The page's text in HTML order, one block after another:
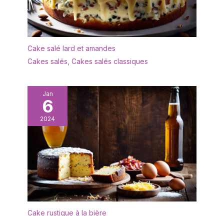
remplacement gratuit si
les plateaux arrivent
cassés
ENTRETIEN FACILE AU
LAVE-VAISSELLE :
Profitez d'un confort
absolu après vos
réceptions. Nos
conçues pour résister au
garantissant un
nettoyage rapide et sans
effort. Fini la corvée de la
vaisselle à la main,
gardez l'éclat du neuf
après chaque lavage
PRÉPARATION CULINAIRE
ET CRÉATIVITÉ : Un outil
indispensable pour les
chefs amateurs. Utilisez
ces petits bols pour
organiser vos
ingrédients, mesurer vos
Cake salé lard et amandes
Cakes salés Cakes salés classiques
Jan
6
2024
Cake rustique à la bière